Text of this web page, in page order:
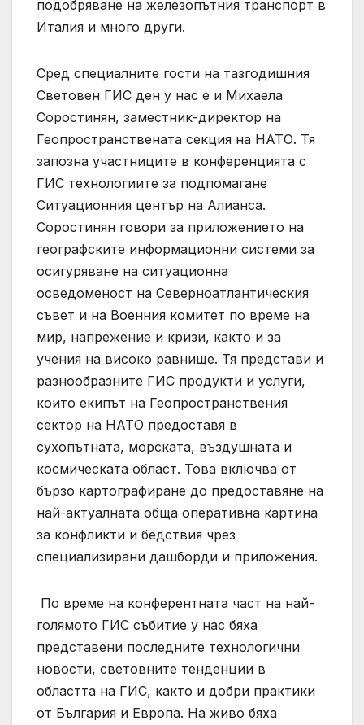
подобряване на железопътния транспорт в
Италия и много други.
Сред специалните гости на тазгодишния
Световен ГИС ден у нас е и Михаела
Соростинян, заместник-директор на
Геопространствената секция на НАТО. Тя
запозна участниците в конференцията с
ГИС технологиите за подпомагане
Ситуационния център на Алианса.
Соростинян говори за приложението на
географските информационни системи за
осигуряване на ситуационна
осведоменост на Северноатлантическия
съвет и на Военния комитет по време на
мир, напрежение и кризи, както и за
учения на високо равнище. Тя представи и
разнообразните ГИС продукти и услуги,
които екипът на Геопространствения
сектор на НАТО предоставя в
сухопътната, морската, въздушната и
космическата област. Това включва от
бързо картографиране до предоставяне на
най-актуалната обща оперативна картина
за конфликти и бедствия чрез
специализирани дашборди и приложения.
По време на конферентната част на най-
голямото ГИС събитие у нас бяха
представени последните технологични
новости, световните тенденции в
областта на ГИС, както и добри практики
от България и Европа. На живо бяха